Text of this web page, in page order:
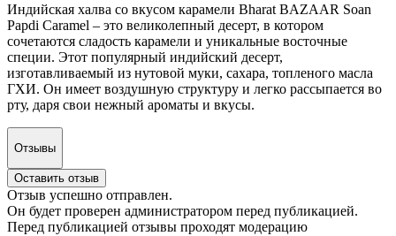
Индийская халва со вкусом карамели Bharat BAZAAR Soan
Papdi Caramel – это великолепный десерт, в котором
сочетаются сладость карамели и уникальные восточные
специи. Этот популярный индийский десерт,
изготавливаемый из нутовой муки, сахара, топленого масла
ГХИ. Он имеет воздушную структуру и легко рассыпается во
рту, даря свои нежный ароматы и вкусы.
Отзывы
Оставить отзыв
Отзыв успешно отправлен.
Он будет проверен администратором перед публикацией.
Перед публикацией отзывы проходят модерацию